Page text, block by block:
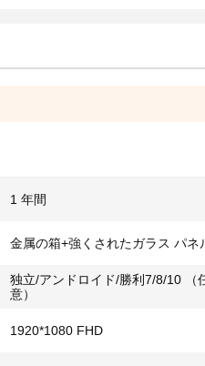
1 年間
金属の箱+強くされたガラス パネ
独立/アンドロイド/勝利7/8/10 （
意）
1920*1080 FHD